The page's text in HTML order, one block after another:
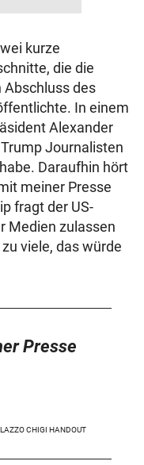
kurze
die die
Abschluss des
In einem
Alexander
Journalisten
Daraufhin hört
meiner Presse
fragt der US-
Medien zulassen
viele, das würde
Presse
CHIGI HANDOUT